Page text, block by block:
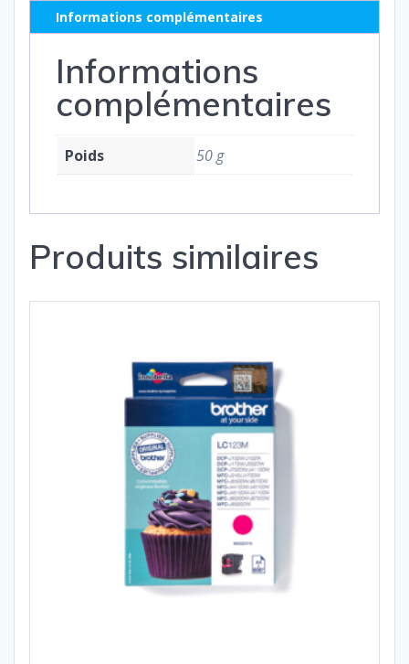
M
CD973AE
Informations complémentaires
Informations
complémentaires
Poids 50 g
Produits similaires